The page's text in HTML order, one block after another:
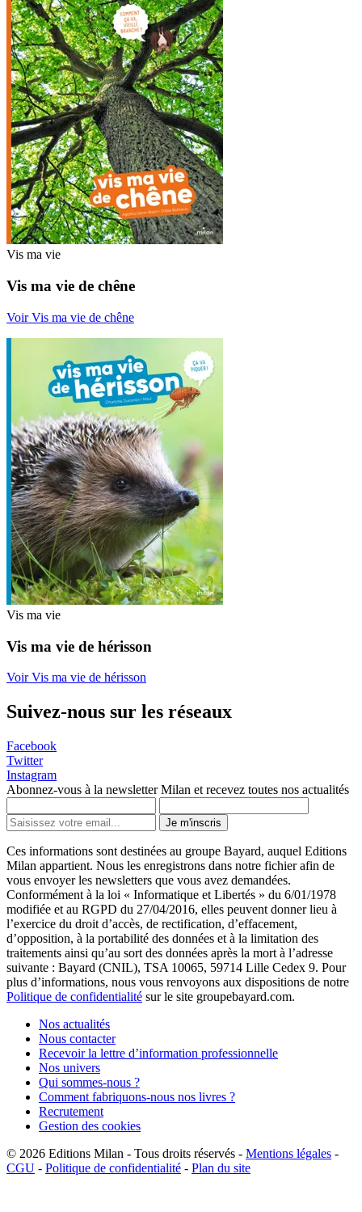
Vis ma vie
Vis ma vie de chêne
Voir Vis ma vie de chêne
Vis ma vie
Vis ma vie de hérisson
Voir Vis ma vie de hérisson
Suivez-nous sur les réseaux
Facebook
Twitter
Instagram
Abonnez-vous à la newsletter Milan et recevez toutes nos actualités
Je m'inscris
Ces informations sont destinées au groupe Bayard, auquel Editions
Milan appartient. Nous les enregistrons dans notre fichier afin de
vous envoyer les newsletters que vous avez demandées.
Conformément à la loi « Informatique et Libertés » du 6/01/1978
modifiée et au RGPD du 27/04/2016, elles peuvent donner lieu à
l’exercice du droit d’accès, de rectification, d’effacement,
d’opposition, à la portabilité des données et à la limitation des
traitements ainsi qu’au sort des données après la mort à l’adresse
suivante : Bayard (CNIL), TSA 10065, 59714 Lille Cedex 9. Pour
plus d’informations, nous vous renvoyons aux dispositions de notre
Politique de confidentialité sur le site groupebayard.com.
Nos actualités
Nous contacter
Recevoir la lettre d’information professionnelle
Nos univers
Qui sommes-nous ?
Comment fabriquons-nous nos livres ?
Recrutement
Gestion des cookies
© 2026 Editions Milan - Tous droits réservés - Mentions légales -
CGU - Politique de confidentialité - Plan du site